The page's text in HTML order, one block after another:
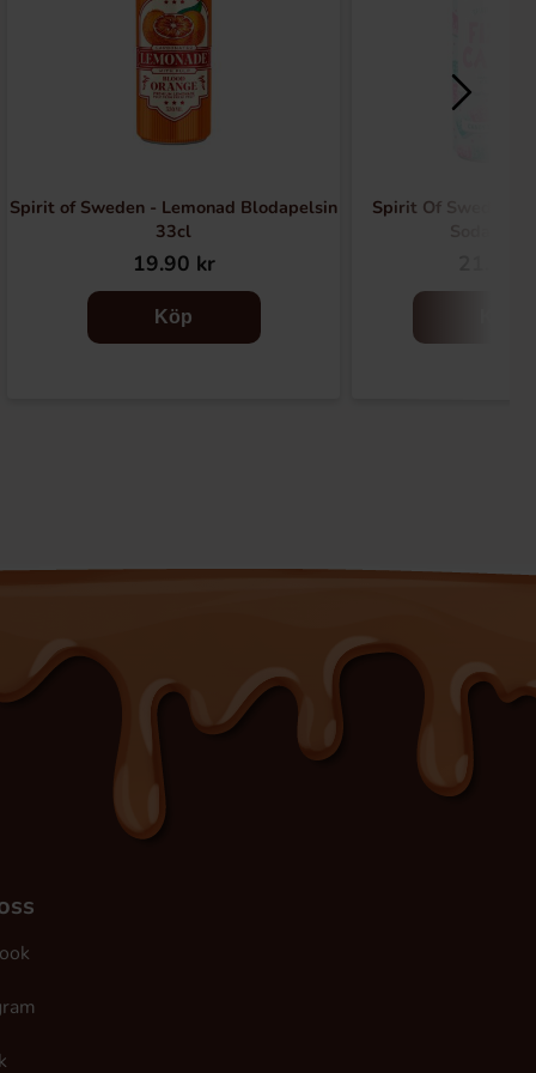
Spirit of Sweden - Lemonad Blodapelsin
33cl
19.90 kr
Köp
Spirit Of Sweden -